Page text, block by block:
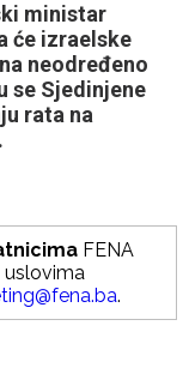
ministar
će izraelske
neodređeno
se Sjedinjene
rata na
FENA
uslovima
.